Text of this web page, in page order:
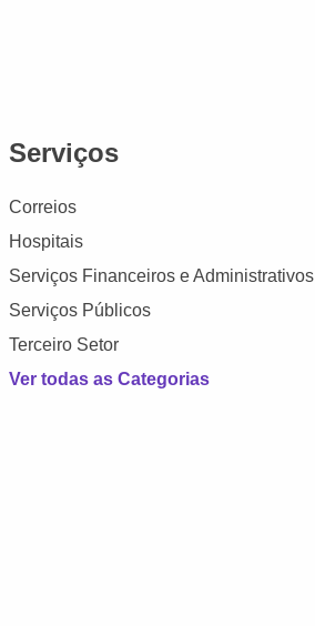
Serviços
Correios
Hospitais
Serviços Financeiros e Administrativos
Serviços Públicos
Terceiro Setor
Ver todas as Categorias